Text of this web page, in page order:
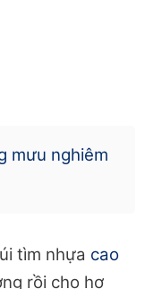
mưu nghiêm
tìm nhựa cao
rồi cho hơ